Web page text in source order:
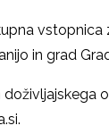
in grad
doživljajskega